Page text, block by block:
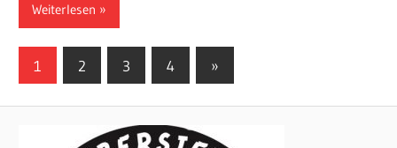
Weiterlesen
Seitennummerierung
Beiträge
1 2 3 4
Nächste
Beiträge
»